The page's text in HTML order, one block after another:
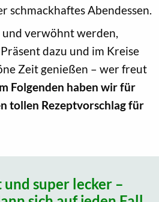
schmackhaftes Abendessen.
verwöhnt werden,
dazu und im Kreise
Zeit genießen – wer freut
Folgenden haben wir für
tollen Rezeptvorschlag für
super lecker –